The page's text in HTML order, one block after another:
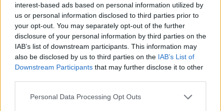
interest-based ads based on personal information utilized by
us or personal information disclosed to third parties prior to
your opt-out. You may separately opt-out of the further
disclosure of your personal information by third parties on the
IAB’s list of downstream participants. This information may
also be disclosed by us to third parties on the IAB’s List of
Downstream Participants that may further disclose it to other
Personal Data Processing Opt Outs
Telefone, ο Danny Brownκέρδισε φανατικό
following με τους αντισυμβατικούς
πειραματισμούς του στο Atrocity Exhibition,
οιDeath Gripsκυκλοφόρησαν έναν από τους
καλύτερους δίσκους του καταλόγου τους με
τοBottomless Pitκαι βέβαια στην εκπνοή του
έτους, ανήμερα Χριστούγεννα, έφτασε στα
αυτιά μας ο οδοστρωτήρας που ακούει στο